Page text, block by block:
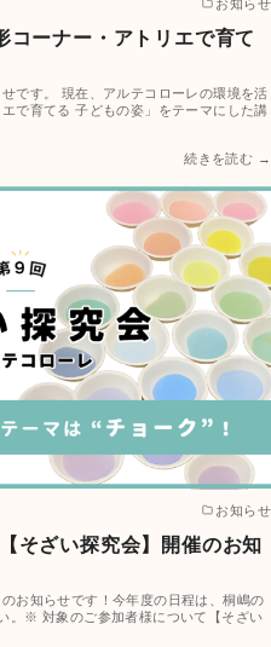
お知らせ
コーナー・アトリエで育て
です。 現在、アルテコローレの環境を活
で育てる 子どもの姿」をテーマにした講
続きを読む →
お知らせ
そざい探究会】開催のお知
お知らせです！今年度の日程は、桐嶋の
。※ 対象のご参加者様について【そざい